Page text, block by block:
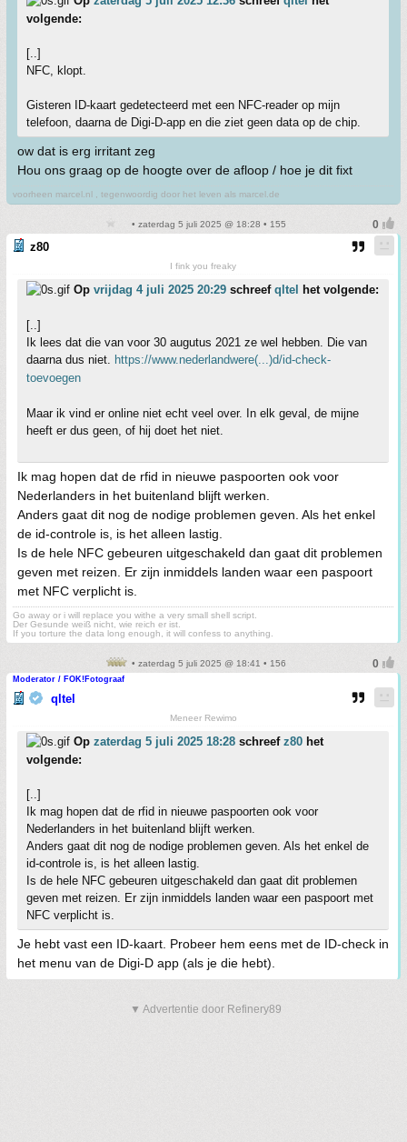
volgende:
[..]
NFC, klopt.
Gisteren ID-kaart gedetecteerd met een NFC-reader op mijn
telefoon, daarna de Digi-D-app en die ziet geen data op de chip.
ow dat is erg irritant zeg
Hou ons graag op de hoogte over de afloop / hoe je dit fixt
voorheen marcel.nl , tegenwoordig door het leven als marcel.de
• zaterdag 5 juli 2025 @ 18:28 • 155
z80
I fink you freaky
Op vrijdag 4 juli 2025 20:29 schreef qltel het volgende:
[..]
Ik lees dat die van voor 30 augutus 2021 ze wel hebben. Die van
daarna dus niet. https://www.nederlandwere(...)d/id-check-
toevoegen
Maar ik vind er online niet echt veel over. In elk geval, de mijne
heeft er dus geen, of hij doet het niet.
Ik mag hopen dat de rfid in nieuwe paspoorten ook voor
Nederlanders in het buitenland blijft werken.
Anders gaat dit nog de nodige problemen geven. Als het enkel
de id-controle is, is het alleen lastig.
Is de hele NFC gebeuren uitgeschakeld dan gaat dit problemen
geven met reizen. Er zijn inmiddels landen waar een paspoort
met NFC verplicht is.
Go away or i will replace you withe a very small shell script.
Der Gesunde weiß nicht, wie reich er ist.
If you torture the data long enough, it will confess to anything.
• zaterdag 5 juli 2025 @ 18:41 • 156
Moderator / FOK!Fotograaf
qltel
Meneer Rewimo
Op zaterdag 5 juli 2025 18:28 schreef z80 het
volgende:
[..]
Ik mag hopen dat de rfid in nieuwe paspoorten ook voor
Nederlanders in het buitenland blijft werken.
Anders gaat dit nog de nodige problemen geven. Als het enkel de
id-controle is, is het alleen lastig.
Is de hele NFC gebeuren uitgeschakeld dan gaat dit problemen
geven met reizen. Er zijn inmiddels landen waar een paspoort met
NFC verplicht is.
Je hebt vast een ID-kaart. Probeer hem eens met de ID-check in
het menu van de Digi-D app (als je die hebt).
▼ Advertentie door Refinery89